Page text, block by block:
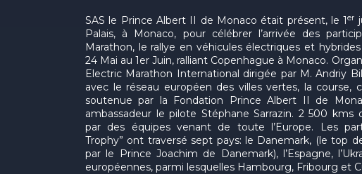
SAS le Prince Albert II de Monaco était présent, le 1er
Palais, à Monaco, pour célébrer l’arrivée des
Marathon, le rallye en véhicules électriques et
24 Mai au 1er Juin, ralliant Copenhague à Monaco.
Electric Marathon International dirigée par M. Andriy
avec le réseau européen des villes vertes, la course,
soutenue par la Fondation Prince Albert II de
ambassadeur le pilote Stéphane Sarrazin. 2 500 kms
par des équipes venant de toute l’Europe. Les
Trophy” ont traversé sept pays: le Danemark, (le top
par le Prince Joachim de Danemark), l’Espagne,
européennes, parmi lesquelles Hambourg, Fribourg et